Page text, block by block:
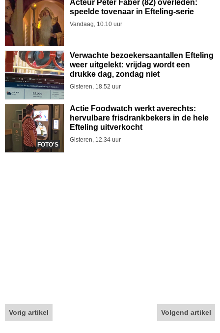
Acteur Peter Faber (82) overleden:
speelde tovenaar in Efteling-serie
Vandaag, 10.10 uur
Verwachte bezoekersaantallen Efteling
weer uitgelekt: vrijdag wordt een
drukke dag, zondag niet
Gisteren, 18.52 uur
FOTO'S
Actie Foodwatch werkt averechts:
hervulbare frisdrankbekers in de hele
Efteling uitverkocht
Gisteren, 12.34 uur
Vorig artikel Volgend artikel